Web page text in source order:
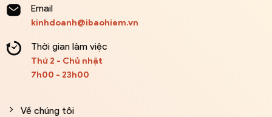
Email
kinhdoanh@ibaohiem.vn
Thời gian làm việc
Thứ 2 - Chủ nhật
7h00 - 23h00
Về chúng tôi